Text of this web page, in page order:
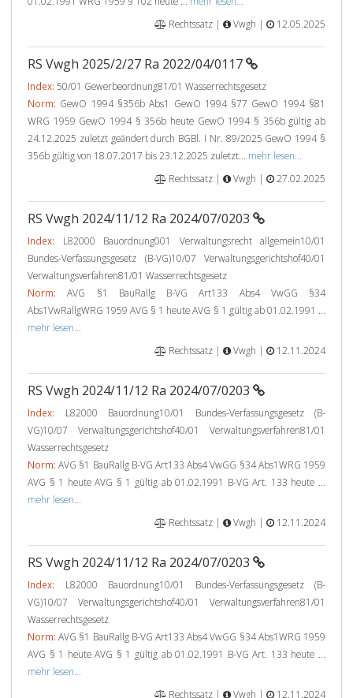
Rechtssatz |
Vwgh | 12.05.2025
RS Vwgh 2025/2/27 Ra 2022/04/0117
Index: 50/01 Gewerbeordnung81/01 Wasserrechtsgesetz
Norm: GewO 1994 §356b Abs1 GewO 1994 §77 GewO 1994 §81
WRG 1959 GewO 1994 § 356b heute GewO 1994 § 356b gültig ab
24.12.2025 zuletzt geändert durch BGBl. I Nr. 89/2025 GewO 1994 §
356b gültig von 18.07.2017 bis 23.12.2025 zuletzt... mehr lesen...
Rechtssatz |
Vwgh | 27.02.2025
RS Vwgh 2024/11/12 Ra 2024/07/0203
Index: L82000 Bauordnung001 Verwaltungsrecht allgemein10/01
Bundes-Verfassungsgesetz (B-VG)10/07 Verwaltungsgerichtshof40/01
Verwaltungsverfahren81/01 Wasserrechtsgesetz
Norm: AVG §1 BauRallg B-VG Art133 Abs4 VwGG §34
Abs1VwRallgWRG 1959 AVG § 1 heute AVG § 1 gültig ab 01.02.1991 ...
mehr lesen...
Rechtssatz |
Vwgh | 12.11.2024
RS Vwgh 2024/11/12 Ra 2024/07/0203
Index: L82000 Bauordnung10/01 Bundes-Verfassungsgesetz (B-
VG)10/07 Verwaltungsgerichtshof40/01 Verwaltungsverfahren81/01
Wasserrechtsgesetz
Norm: AVG §1 BauRallg B-VG Art133 Abs4 VwGG §34 Abs1WRG 1959
AVG § 1 heute AVG § 1 gültig ab 01.02.1991 B-VG Art. 133 heute ...
mehr lesen...
Rechtssatz |
Vwgh | 12.11.2024
RS Vwgh 2024/11/12 Ra 2024/07/0203
Index: L82000 Bauordnung10/01 Bundes-Verfassungsgesetz (B-
VG)10/07 Verwaltungsgerichtshof40/01 Verwaltungsverfahren81/01
Wasserrechtsgesetz
Norm: AVG §1 BauRallg B-VG Art133 Abs4 VwGG §34 Abs1WRG 1959
AVG § 1 heute AVG § 1 gültig ab 01.02.1991 B-VG Art. 133 heute ...
mehr lesen...
Rechtssatz |
Vwgh | 12.11.2024